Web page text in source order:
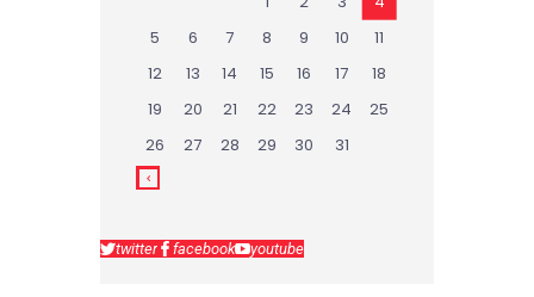
5
6 7 8 9 10
11
12
13 14 15 16 17
18
19
20 21 22 23 24
25
26
27 28 29 30 31
twitter facebook youtube